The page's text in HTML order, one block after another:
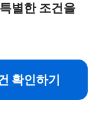
별한 조건을
확인하기